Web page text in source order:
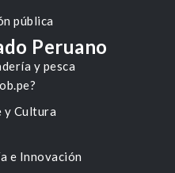
pública
y pesca
y Cultura
e Innovación
Peruano